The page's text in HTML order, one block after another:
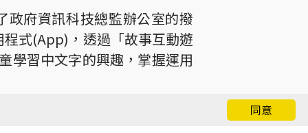
政府資訊科技總監辦公室的撥
式(App)，透過「故事互動遊
學習中文字的興趣，掌握運用
同意